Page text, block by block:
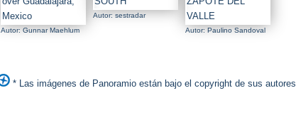
Autor: Gunnar Maehlum
Autor: sestradar
Autor: Paulino Sandoval
* Las imágenes de Panoramio están bajo el copyright de sus autores